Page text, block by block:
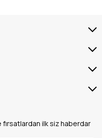
fırsatlardan ilk siz haberdar